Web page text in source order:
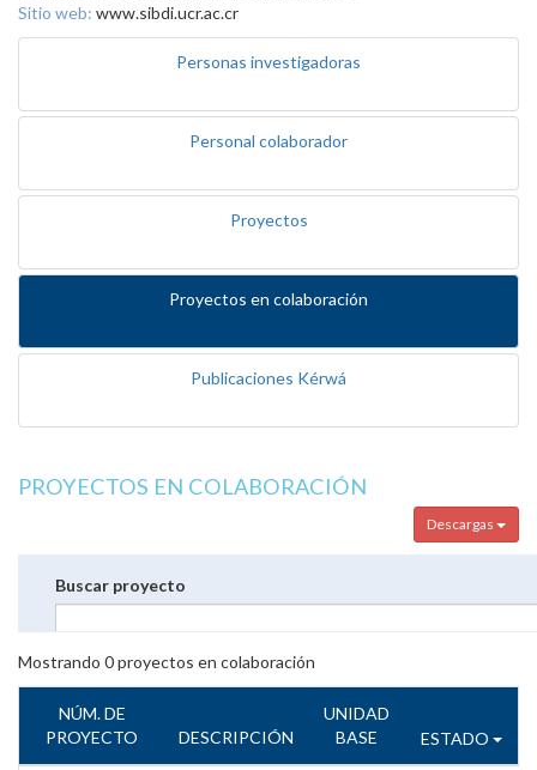
Sitio web: www.sibdi.ucr.ac.cr
Personas investigadoras
Personal colaborador
Proyectos
Proyectos en colaboración
Publicaciones Kérwá
PROYECTOS EN COLABORACIÓN
Descargas
Buscar proyecto
Mostrando 0proyectos en colaboración
NÚM. DE
PROYECTO
DESCRIPCIÓN
UNIDAD
BASE
ESTADO